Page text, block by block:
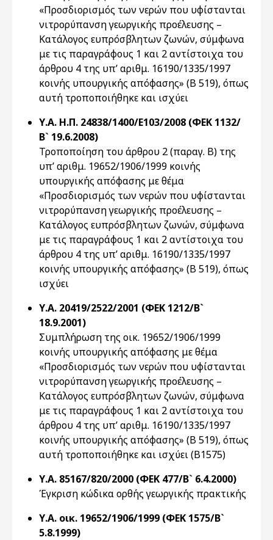
«Προσδιορισμός των νερών που υφίστανται
νιτρορύπανση γεωργικής προέλευσης –
Κατάλογος ευπρόσβλητων ζωνών, σύμφωνα
με τις παραγράφους 1 και 2 αντίστοιχα του
άρθρου 4 της υπ’ αριθμ. 16190/1335/1997
κοινής υπουργικής απόφασης» (Β 519), όπως
αυτή τροποποιήθηκε και ισχύει
Υ.Α. Η.Π. 24838/1400/Ε103/2008 (ΦΕΚ 1132/
Β` 19.6.2008)
Τροποποίηση του άρθρου 2 (παραγ. Β) της
υπ’ αριθμ. 19652/1906/1999 κοινής
υπουργικής απόφασης με θέμα
«Προσδιορισμός των νερών που υφίστανται
νιτρορύπανση γεωργικής προέλευσης –
Κατάλογος ευπρόσβλητων ζωνών, σύμφωνα
με τις παραγράφους 1 και 2 αντίστοιχα του
άρθρου 4 της υπ’ αριθμ. 16190/1335/1997
κοινής υπουργικής απόφασης» (Β 519), όπως
ισχύει
Υ.Α. 20419/2522/2001 (ΦΕΚ 1212/Β`
18.9.2001)
Συμπλήρωση της οικ. 19652/1906/1999
κοινής υπουργικής απόφασης με θέμα
«Προσδιορισμός των νερών που υφίστανται
νιτρορύπανση γεωργικής προέλευσης –
Κατάλογος ευπρόσβλητων ζωνών, σύμφωνα
με τις παραγράφους 1 και 2 αντίστοιχα του
άρθρου 4 της υπ’ αριθμ. 16190/1335/1997
κοινής υπουργικής απόφασης» (Β 519), όπως
αυτή τροποποιήθηκε και ισχύει (Β1575)
Υ.Α. 85167/820/2000 (ΦΕΚ 477/Β` 6.4.2000)
Έγκριση κώδικα ορθής γεωργικής πρακτικής
Υ.Α. οικ. 19652/1906/1999 (ΦΕΚ 1575/Β`
5.8.1999)